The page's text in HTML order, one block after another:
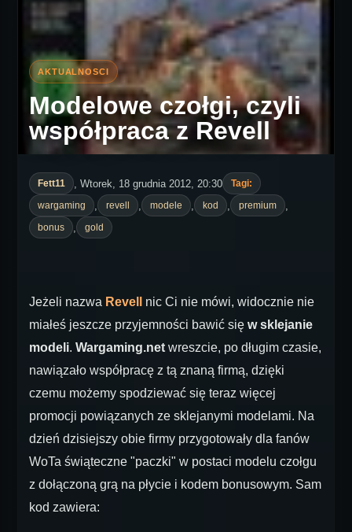
Modelowe czołgi, czyli
współpraca z Revell
Fett11 , Wtorek, 18 grudnia 2012, 20:30
Tagi:
wargaming
revell modele kod premium
bonus gold
Jeżeli nazwa Revell
nic Ci nie mówi, widocznie nie
miałeś jeszcze przyjemności bawić się w sklejanie
modeli. Wargaming.net wreszcie, po długim czasie,
nawiązało współpracę z tą znaną firmą, dzięki
czemu możemy spodziewać się teraz więcej
promocji powiązanych ze sklejanymi modelami. Na
dzień dzisiejszy obie firmy przygotowały dla fanów
WoTa świąteczne "paczki" w postaci modelu czołgu
z dołączoną grą na płycie i kodem bonusowym. Sam
kod zawiera: